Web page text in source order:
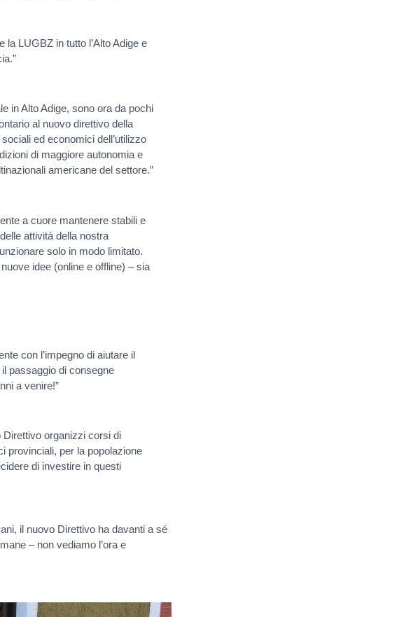
LUGBZ in tutto l’Alto Adige e
in Alto Adige, sono ora da pochi
al nuovo direttivo della
ed economici dell’utilizzo
di maggiore autonomia e
americane del settore.”
a cuore mantenere stabili e
attività della nostra
solo in modo limitato.
idee (online e offline) – sia
con l’impegno di aiutare il
passaggio di consegne
a venire!”
organizzi corsi di
provinciali, per la popolazione
di investire in questi
il nuovo Direttivo ha davanti a sé
– non vediamo l’ora e